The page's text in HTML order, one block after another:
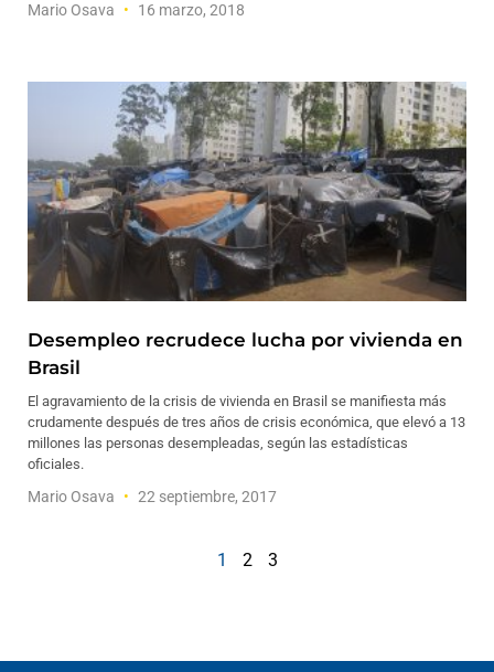
Mario Osava 16 marzo, 2018
Desempleo recrudece lucha por vivienda en
Brasil
El agravamiento de la crisis de vivienda en Brasil se manifiesta más
crudamente después de tres años de crisis económica, que elevó a 13
millones las personas desempleadas, según las estadísticas
oficiales.
Mario Osava 22 septiembre, 2017
1 2 3